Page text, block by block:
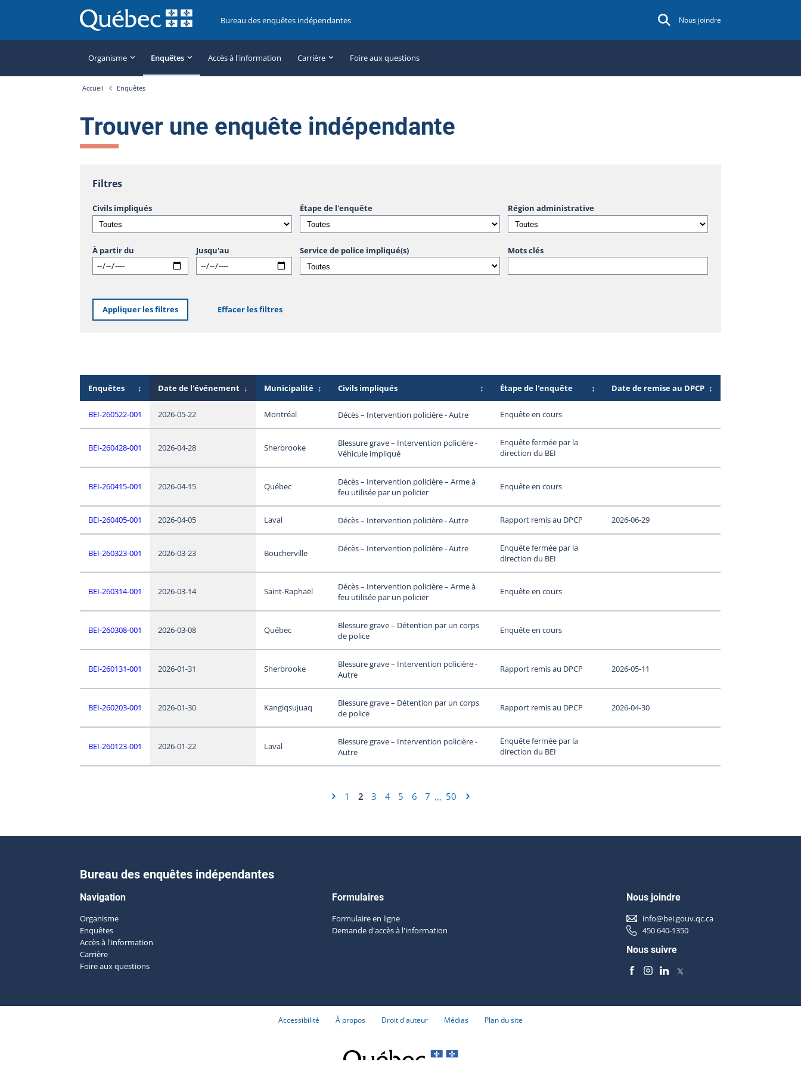
Bureau des enquêtes indépendantes Nous joindre
Organisme Enquêtes Accès à l'information Carrière Foire aux questions
Accueil Enquêtes
Trouver une enquête indépendante
Filtres
Civils impliqués Étape de l'enquête Région administrative
À partir du Jusqu'au Service de police impliqué(s) Mots clés
Appliquer les filtres Effacer les filtres
Enquêtes ↕ Date de l'événement ↓ Municipalité ↕ Civils impliqués ↕ Étape de l'enquête ↕ Date de remise au DPCP ↕
BEI-260522-001 2026-05-22 Montréal Décès – Intervention policière - Autre Enquête en cours
BEI-260428-001 2026-04-28 Sherbrooke
Blessure grave – Intervention policière -
Véhicule impliqué
Enquête fermée par la
direction du BEI
BEI-260415-001 2026-04-15 Québec
Décès – Intervention policière – Arme à
feu utilisée par un policier
Enquête en cours
BEI-260405-001 2026-04-05 Laval Décès – Intervention policière - Autre Rapport remis au DPCP 2026-06-29
BEI-260323-001 2026-03-23 Boucherville Décès – Intervention policière - Autre
Enquête fermée par la
direction du BEI
BEI-260314-001 2026-03-14 Saint-Raphaël
Décès – Intervention policière – Arme à
feu utilisée par un policier
Enquête en cours
BEI-260308-001 2026-03-08 Québec
Blessure grave – Détention par un corps
de police
Enquête en cours
BEI-260131-001 2026-01-31 Sherbrooke
Blessure grave – Intervention policière -
Autre
Rapport remis au DPCP 2026-05-11
BEI-260203-001 2026-01-30 Kangiqsujuaq
Blessure grave – Détention par un corps
de police
Rapport remis au DPCP 2026-04-30
BEI-260123-001 2026-01-22 Laval
Blessure grave – Intervention policière -
Autre
Enquête fermée par la
direction du BEI
1 2 3 4 5 6 7 … 50
Bureau des enquêtes indépendantes
Navigation
Organisme
Enquêtes
Accès à l'information
Carrière
Foire aux questions
Formulaires
Formulaire en ligne
Demande d'accès à l'information
Nous joindre
info@bei.gouv.qc.ca
450 640-1350
Nous suivre
Accessibilité À propos Droit d'auteur Médias Plan du site